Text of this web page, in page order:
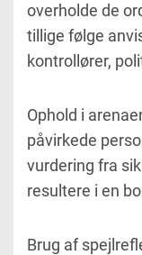
overholde de
tillige følge
kontrollører,
Ophold i
påvirkede
vurdering fra
resultere i en
Brug af